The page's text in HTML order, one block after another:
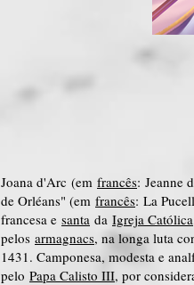
Joana d'Arc (em francês: Jeanne
de Orléans" (em francês: La
francesa e santa da Igreja Católica
pelos armagnacs, na longa luta
1431. Camponesa, modesta e
pelo Papa Calisto III, por